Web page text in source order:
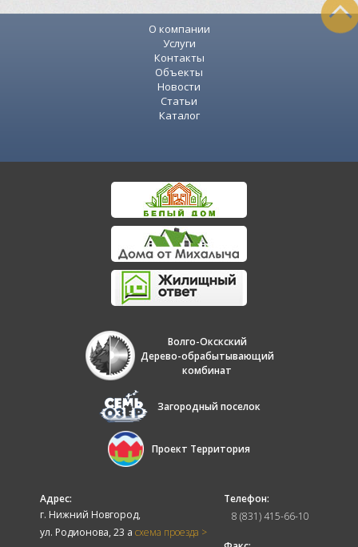
О компании
Услуги
Контакты
Объекты
Новости
Статьи
Каталог
Волго-Окскский
Дерево-обрабытывающий
комбинат
Загородный поселок
Проект Территория
Адрес:
г. Нижний Новгород,
ул. Родионова, 23 а схема проезда >
Телефон:
8 (831) 415-66-10